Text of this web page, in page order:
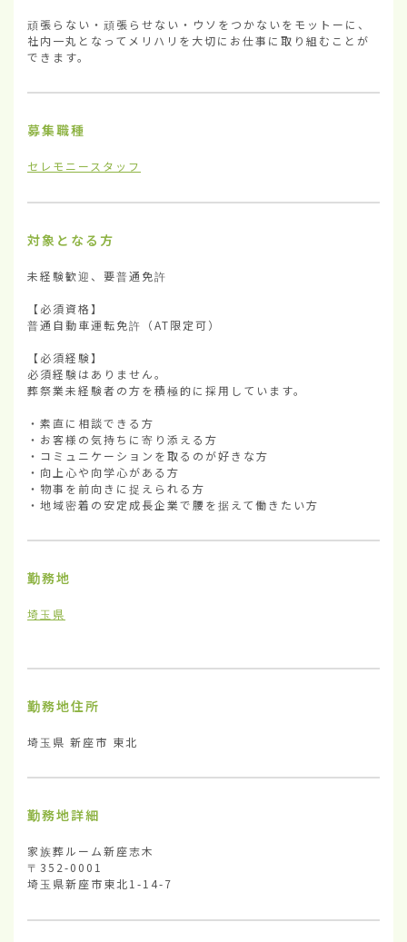
頑張らない・頑張らせない・ウソをつかないをモットーに、
社内一丸となってメリハリを大切にお仕事に取り組むことが
できます。
募集職種
セレモニースタッフ
対象となる方
未経験歓迎、要普通免許
【必須資格】
普通自動車運転免許（AT限定可）
【必須経験】
必須経験はありません。
葬祭業未経験者の方を積極的に採用しています。
・素直に相談できる方
・お客様の気持ちに寄り添える方
・コミュニケーションを取るのが好きな方
・向上心や向学心がある方
・物事を前向きに捉えられる方
・地域密着の安定成長企業で腰を据えて働きたい方
勤務地
埼玉県
勤務地住所
埼玉県 新座市 東北
勤務地詳細
家族葬ルーム新座志木
〒352-0001
埼玉県新座市東北1-14-7